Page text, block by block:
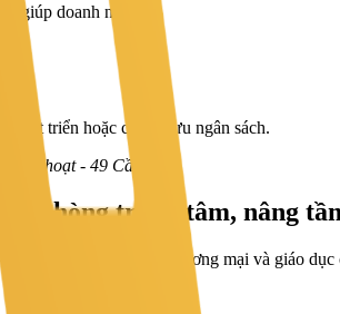
giúp doanh nghiệp:
triển hoặc cần tối ưu ngân sách.
linh hoạt - 49 Cần Thơ
phòng trung tâm, nâng
tâm hành chính, thương mại và giáo dục